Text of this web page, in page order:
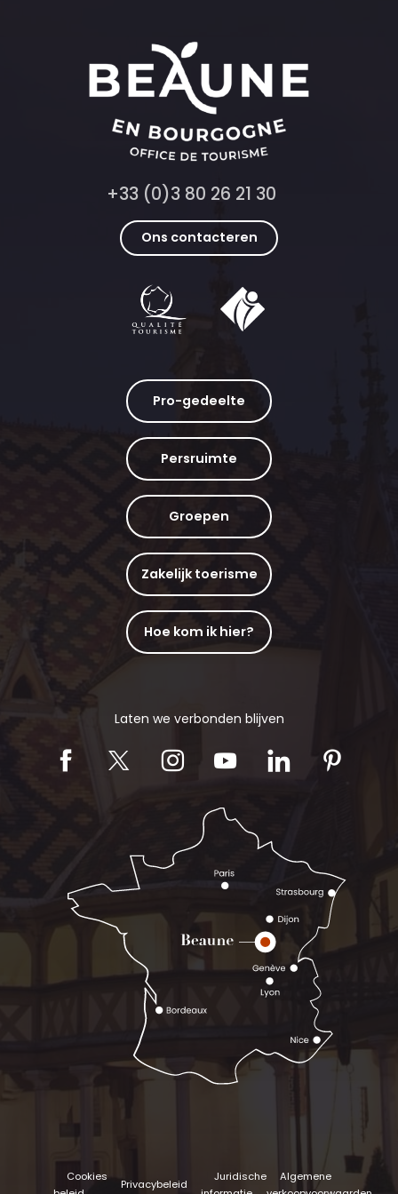
+33 (0)3 80 26 21 30
Ons contacteren
Pro-gedeelte
Persruimte
Groepen
Zakelijk toerisme
Hoe kom ik hier?
Laten we verbonden blijven
Cookies
Privacybeleid
Juridische
Algemene